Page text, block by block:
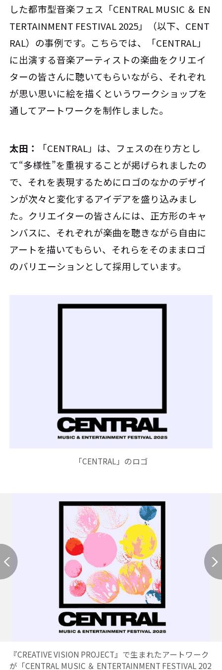
した都市型音楽フェス「CENTRAL MUSIC ＆ EN
TERTAINMENT FESTIVAL 2025」（以下、CENT
RAL）の事例です。こちらでは、「CENTRAL」
に出演する音楽アーティストの楽曲をクリエイ
ターの皆さんに聴いてもらいながら、それぞれ
が思い思いに絵を描くというワークショップを
通してアートワークを制作しました。
太田：
「CENTRAL」は、フェスの在り方とし
て“多様性”を重視することが掲げられましたの
で、それを表現するためにロゴのなかのデザイ
ンが次々と変化するアイデアを盛り込みまし
た。クリエイターの皆さんには、正方形のキャ
ンバスに、それぞれが楽曲を聴きながら自由に
アートを描いてもらい、それらをそのままロゴ
のバリエーションとして採用しています。
「CENTRAL」のロゴ
『CREATIVE VISION PROJECT』で生まれたアートワーク
が「CENTRAL MUSIC ＆ ENTERTAINMENT FESTIVAL 202